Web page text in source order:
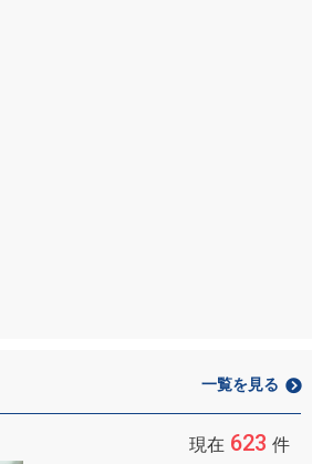
一覧を見る
現在 623 件